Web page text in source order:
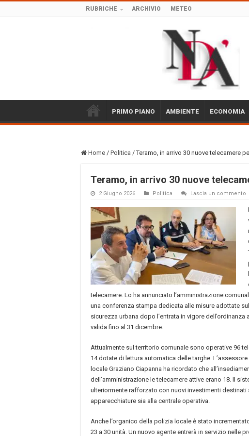
RUBRICHE ARCHIVIO METEO
PRIMO PIANO AMBIENTE ECONOMIA
Home / Politica / Teramo, in arrivo 30 nuove telecamere
Teramo, in arrivo 30 nuove
2 Giugno 2026 Politica Lascia un commento
telecamere. Lo ha annunciato l’amministrazione
una conferenza stampa dedicata alle misure adottate
sicurezza urbana dopo l’entrata in vigore dell’ordinanza
valida fino al 31 dicembre.
Attualmente sul territorio comunale sono operative 96
14 dotate di lettura automatica delle targhe.
locale Graziano Ciapanna ha ricordato che
dell’amministrazione le telecamere attive erano 18. Il
ulteriormente rafforzato con nuovi investimenti destinati
apparecchiature sia alla centrale operativa.
Anche l’organico della polizia locale è stato
23 a 30 unità. Un nuovo agente entrerà in servizio nelle